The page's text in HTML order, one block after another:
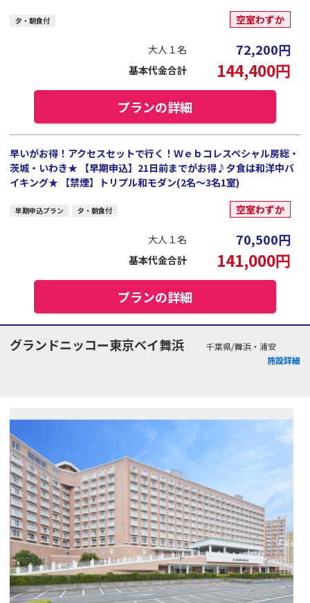
夕・朝食付 空室わずか
大人１名 72,200円
基本代金合計 144,400円
プランの詳細
早いがお得！アクセスセットで行く！Ｗｅｂコレスペシャル房総・
茨城・いわき★ 【早期申込】21日前までがお得♪夕食は和洋中バ
イキング★ 【禁煙】トリプル和モダン(2名～3名1室)
早期申込プラン 夕・朝食付 空室わずか
大人１名 70,500円
基本代金合計 141,000円
プランの詳細
グランドニッコー東京ベイ舞浜
千葉県/舞浜・浦安
施設詳細